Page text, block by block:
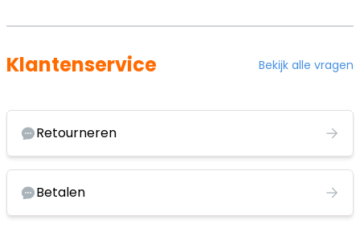
Klantenservice Bekijk alle vragen
Retourneren
Betalen